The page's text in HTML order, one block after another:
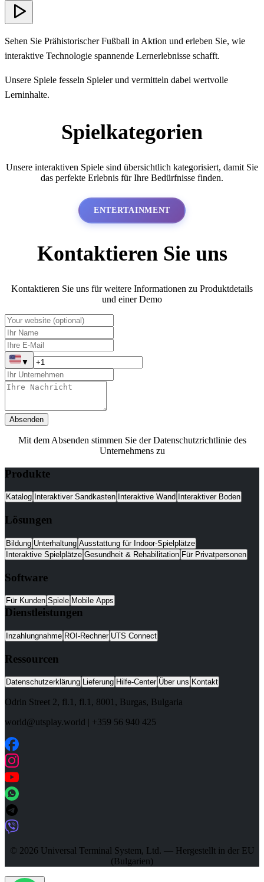
Sehen Sie Prähistorischer Fußball in Aktion und erleben Sie, wie
interaktive Technologie spannende Lernerlebnisse schafft.
Unsere Spiele fesseln Spieler und vermitteln dabei wertvolle
Lerninhalte.
Spielkategorien
Unsere interaktiven Spiele sind übersichtlich kategorisiert, damit Sie
das perfekte Erlebnis für Ihre Bedürfnisse finden.
ENTERTAINMENT
Kontaktieren Sie uns
Kontaktieren Sie uns für weitere Informationen zu Produktdetails
und einer Demo
▼
Absenden
Mit dem Absenden stimmen Sie der Datenschutzrichtlinie des
Unternehmens zu
Produkte
Katalog Interaktiver Sandkasten Interaktive Wand Interaktiver Boden
Lösungen
Bildung Unterhaltung Ausstattung für Indoor-Spielplätze
Interaktive Spielplätze Gesundheit & Rehabilitation Für Privatpersonen
Software
Für Kunden Spiele Mobile Apps
Dienstleistungen
Inzahlungnahme ROI-Rechner UTS Connect
Ressourcen
Datenschutzerklärung Lieferung Hilfe-Center Über uns Kontakt
Odrin Street 2, fl.1 , fl.1, 8001 , Burgas, Bulgaria
world@utsplay.world | +359 56 940 425
© 2026 Universal Terminal System, Ltd. — Hergestellt in der EU
(Bulgarien)